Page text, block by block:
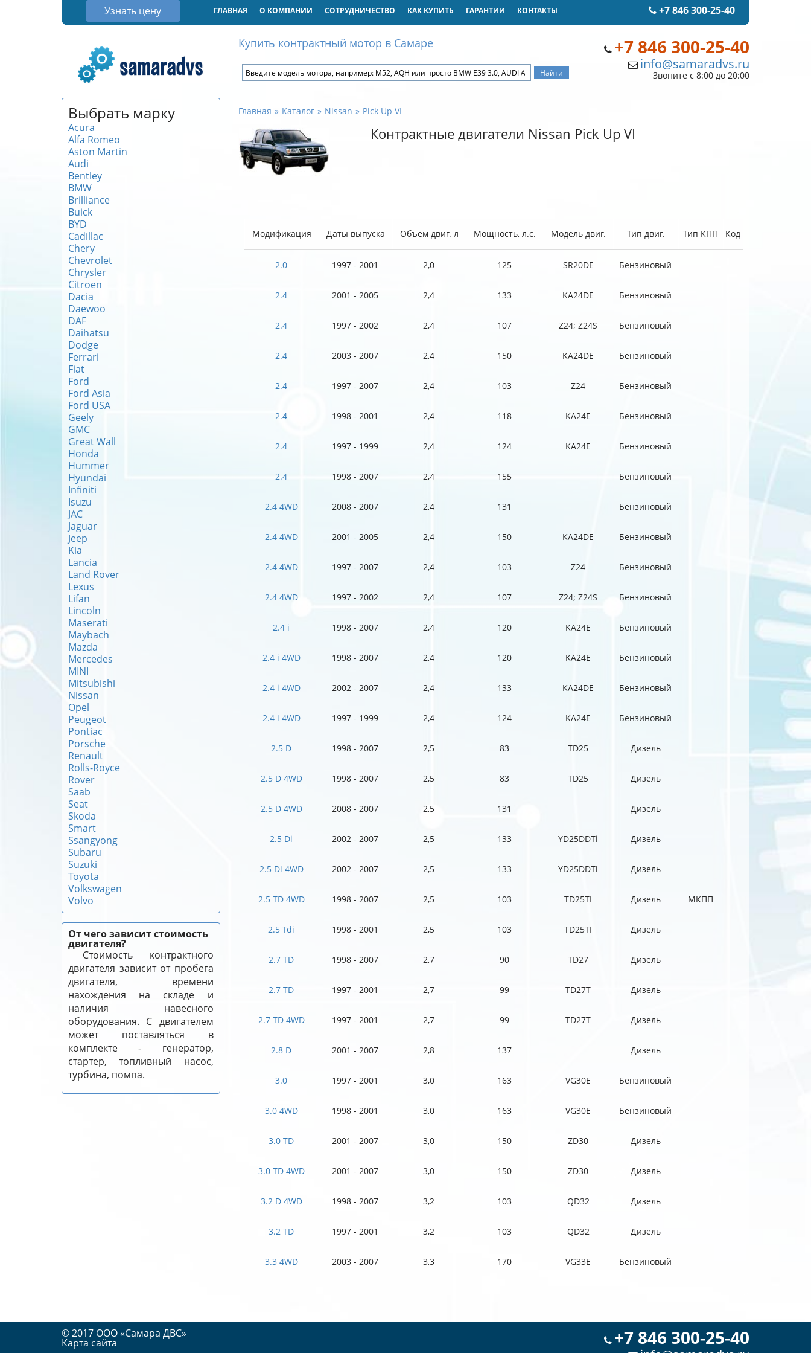
Узнать цену +7 846 300-25-40
ГЛАВНАЯ О КОМПАНИИ СОТРУДНИЧЕСТВО КАК КУПИТЬ ГАРАНТИИ КОНТАКТЫ
+7 846 300-25-40
info@samaradvs.ru
Звоните с 8:00 до 20:00
Купить контрактный мотор в Самаре
Выбрать марку
Acura
Alfa Romeo
Aston Martin
Audi
Bentley
BMW
Brilliance
Buick
BYD
Cadillac
Chery
Chevrolet
Chrysler
Citroen
Dacia
Daewoo
DAF
Daihatsu
Dodge
Ferrari
Fiat
Ford
Ford Asia
Ford USA
Geely
GMC
Great Wall
Honda
Hummer
Hyundai
Infiniti
Isuzu
JAC
Jaguar
Jeep
Kia
Lancia
Land Rover
Lexus
Lifan
Lincoln
Maserati
Maybach
Mazda
Mercedes
MINI
Mitsubishi
Nissan
Opel
Peugeot
Pontiac
Porsche
Renault
Rolls-Royce
Rover
Saab
Seat
Skoda
Smart
Ssangyong
Subaru
Suzuki
Toyota
Volkswagen
Volvo
От чего зависит стоимость
двигателя?
Стоимость контрактного
двигателя зависит от пробега
двигателя, времени
нахождения на складе и
наличия навесного
оборудования. С двигателем
может поставляться в
комплекте - генератор,
стартер, топливный насос,
турбина, помпа.
Главная Каталог Nissan Pick Up VI
Контрактные двигатели Nissan Pick Up VI
Модификация Даты выпуска Объем двиг. л Мощность, л.с. Модель двиг. Тип двиг. Тип КПП Код
2.0 1997 - 2001 2,0 125 SR20DE Бензиновый
2.4 2001 - 2005 2,4 133 KA24DE Бензиновый
2.4 1997 - 2002 2,4 107 Z24; Z24S Бензиновый
2.4 2003 - 2007 2,4 150 KA24DE Бензиновый
2.4 1997 - 2007 2,4 103 Z24 Бензиновый
2.4 1998 - 2001 2,4 118 KA24E Бензиновый
2.4 1997 - 1999 2,4 124 KA24E Бензиновый
2.4 1998 - 2007 2,4 155 Бензиновый
2.4 4WD 2008 - 2007 2,4 131 Бензиновый
2.4 4WD 2001 - 2005 2,4 150 KA24DE Бензиновый
2.4 4WD 1997 - 2007 2,4 103 Z24 Бензиновый
2.4 4WD 1997 - 2002 2,4 107 Z24; Z24S Бензиновый
2.4 i 1998 - 2007 2,4 120 KA24E Бензиновый
2.4 i 4WD 1998 - 2007 2,4 120 KA24E Бензиновый
2.4 i 4WD 2002 - 2007 2,4 133 KA24DE Бензиновый
2.4 i 4WD 1997 - 1999 2,4 124 KA24E Бензиновый
2.5 D 1998 - 2007 2,5 83 TD25 Дизель
2.5 D 4WD 1998 - 2007 2,5 83 TD25 Дизель
2.5 D 4WD 2008 - 2007 2,5 131 Дизель
2.5 Di 2002 - 2007 2,5 133 YD25DDTi Дизель
2.5 Di 4WD 2002 - 2007 2,5 133 YD25DDTi Дизель
2.5 TD 4WD 1998 - 2007 2,5 103 TD25TI Дизель МКПП
2.5 Tdi 1998 - 2001 2,5 103 TD25TI Дизель
2.7 TD 1998 - 2007 2,7 90 TD27 Дизель
2.7 TD 1997 - 2001 2,7 99 TD27T Дизель
2.7 TD 4WD 1997 - 2001 2,7 99 TD27T Дизель
2.8 D 2001 - 2007 2,8 137 Дизель
3.0 1997 - 2001 3,0 163 VG30E Бензиновый
3.0 4WD 1998 - 2001 3,0 163 VG30E Бензиновый
3.0 TD 2001 - 2007 3,0 150 ZD30 Дизель
3.0 TD 4WD 2001 - 2007 3,0 150 ZD30 Дизель
3.2 D 4WD 1998 - 2007 3,2 103 QD32 Дизель
3.2 TD 1997 - 2001 3,2 103 QD32 Дизель
3.3 4WD 2003 - 2007 3,3 170 VG33E Бензиновый
© 2017 OOO «Самара ДВС»
Карта сайта +7 846 300-25-40